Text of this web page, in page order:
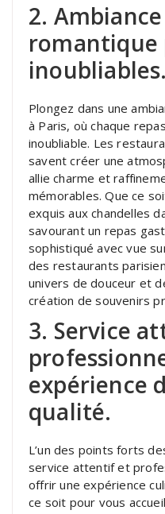
2.
romantique
inoubliables.
Plongez dans une
à Paris, où chaque
inoubliable. Les
savent créer une
allie charme et
mémorables. Que ce
exquis aux chandelles
savourant un repas
sophistiqué avec vue
des restaurants
univers de douceur et
création de souvenirs
3. Service
expérience
qualité.
L’un des points forts
service attentif et
offrir une expérience
ce soit pour vous